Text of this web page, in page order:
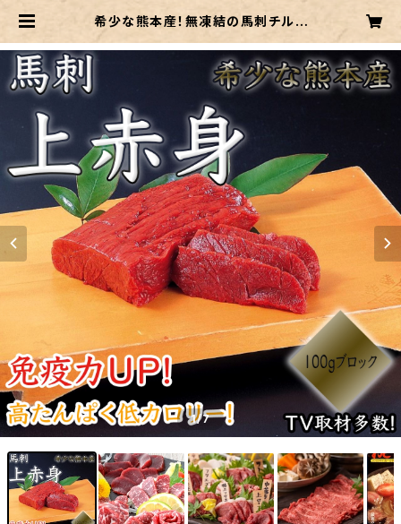
希少な熊本産！無凍結の馬刺チルド
【上赤身】約100g真空パック 当店だ
からこそのチルド発送！ | 木本商店
1/7